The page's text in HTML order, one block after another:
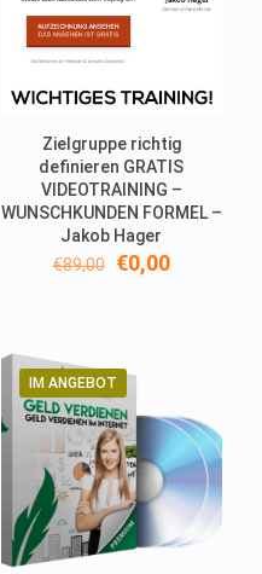
Zielgruppe richtig
definieren GRATIS
VIDEOTRAINING –
WUNSCHKUNDEN FORMEL –
Jakob Hager
€89,00 Ursprünglicher
Preis
€0,00Aktueller
IM ANGEBOT